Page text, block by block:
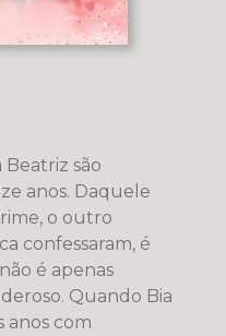
Beatriz são
anos. Daquele
o outro
confessaram, é
é apenas
Bia
anos com